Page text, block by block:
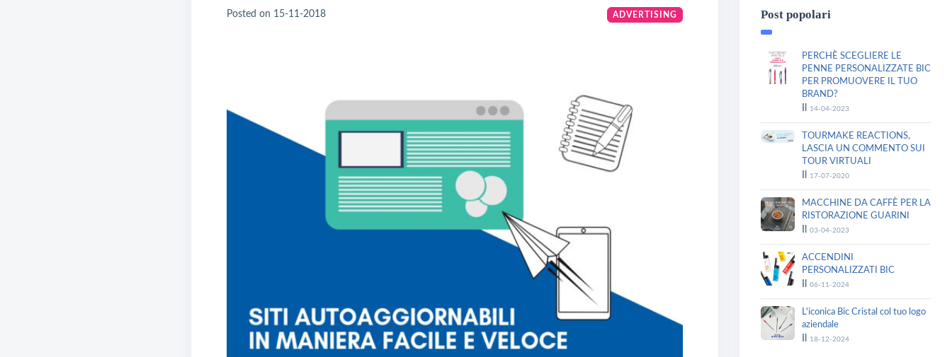
Posted on 15-11-2018 ADVERTISING Post popolari
PERCHÈ SCEGLIERE LE
PENNE PERSONALIZZATE BIC
PER PROMUOVERE IL TUO
BRAND?
14-04-2023
TOURMAKE REACTIONS,
LASCIA UN COMMENTO SUI
TOUR VIRTUALI
17-07-2020
MACCHINE DA CAFFÈ PER LA
RISTORAZIONE GUARINI
03-04-2023
ACCENDINI
PERSONALIZZATI BIC
06-11-2024
L'iconica Bic Cristal col tuo logo
aziendale
18-12-2024